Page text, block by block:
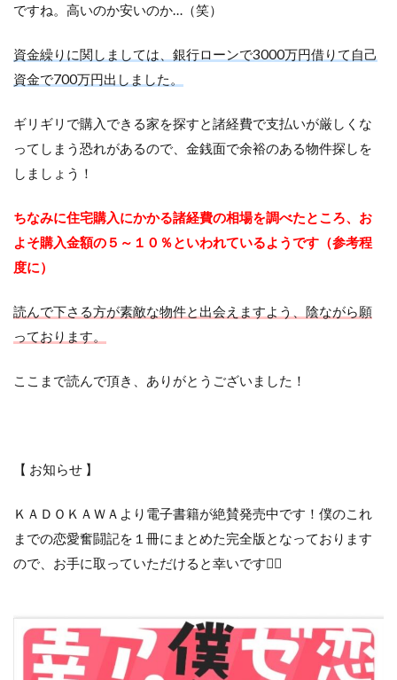
ですね。高いのか安いのか…（笑）
資金繰りに関しましては、銀行ローンで3000万円借りて自己
資金で700万円出しました。
ギリギリで購入できる家を探すと諸経費で支払いが厳しくな
ってしまう恐れがあるので、金銭面で余裕のある物件探しを
しましょう！
ちなみに住宅購入にかかる諸経費の相場を調べたところ、お
よそ購入金額の５～１０％といわれているようです（参考程
度に）
読んで下さる方が素敵な物件と出会えますよう、陰ながら願
っております。
ここまで読んで頂き、ありがとうございました！
【 お知らせ 】
ＫＡＤＯＫＡＷＡより電子書籍が絶賛発売中です！僕のこれ
までの恋愛奮闘記を１冊にまとめた完全版となっております
ので、お手に取っていただけると幸いです🙇‍♂️